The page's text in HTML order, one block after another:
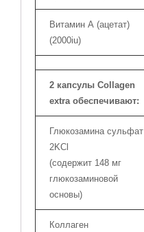
Витамин А (ацетат)
(2000iu)
2 капсулы Collagen
extra обеспечивают:
Глюкозамина сульфат
2KCl
(содержит 148 мг
глюкозаминовой
основы)
Коллаген